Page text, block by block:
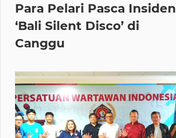
Para Pelari Pasca Insiden
‘Bali Silent Disco’ di
Canggu